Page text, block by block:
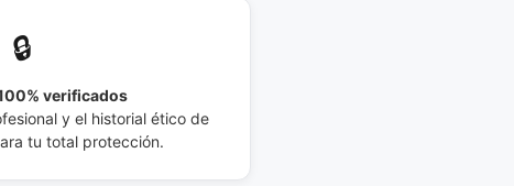
🔒
verificados
y el historial ético de
tu total protección.